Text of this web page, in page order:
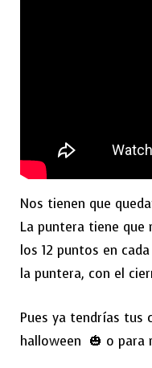
Nos tienen que
La puntera tiene que
los 12 puntos en
la puntera, con el
Pues ya tendrías tus
halloween 🎃 o para